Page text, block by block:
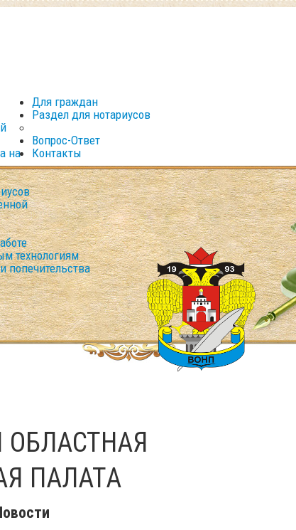
на
Для граждан
Раздел для нотариусов
технологиям
попечительства
Вопрос-Ответ
Контакты
ПАЛАТА